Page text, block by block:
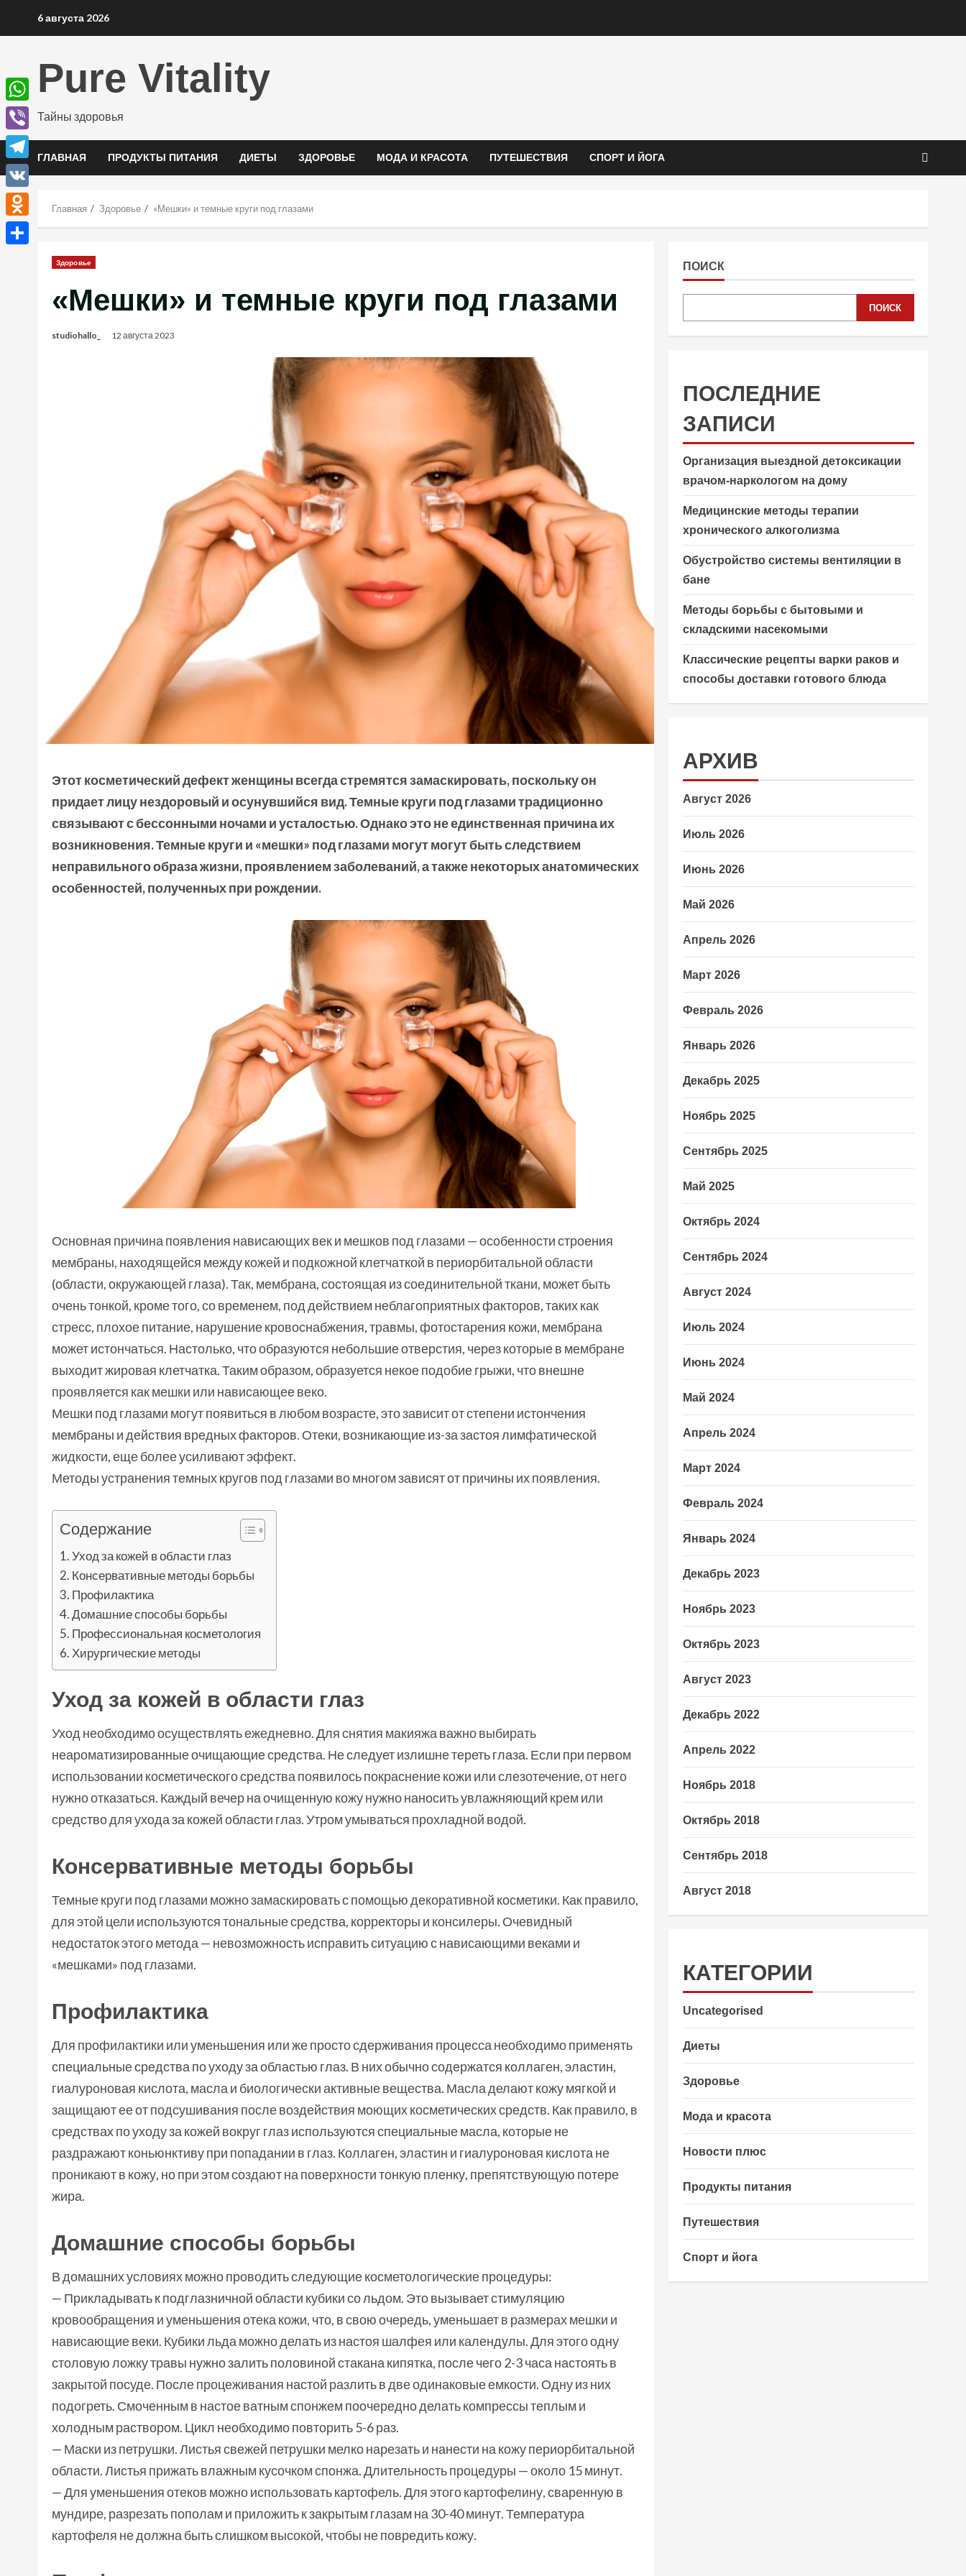
6 августа 2026
Pure Vitality
Тайны здоровья
ГЛАВНАЯ ПРОДУКТЫ ПИТАНИЯ ДИЕТЫ ЗДОРОВЬЕ МОДА И КРАСОТА ПУТЕШЕСТВИЯ СПОРТ И ЙОГА
Главная Здоровье «Мешки» и темные круги под глазами
Здоровье
«Мешки» и темные круги под глазами
studiohallo_ 12 августа 2023
Этот косметический дефект женщины всегда стремятся замаскировать, поскольку он
придает лицу нездоровый и осунувшийся вид.Темные круги под глазами традиционно
связывают с бессонными ночами и усталостью. Однако это не единственная причина их
возникновения. Темные круги и «мешки» под глазами могут могут быть следствием
неправильного образа жизни, проявлением заболеваний, а также некоторых анатомических
особенностей, полученных при рождении.
Основная причина появления нависающих век и мешков под глазами — особенности строения
мембраны, находящейся между кожей и подкожной клетчаткой в периорбитальной области
(области, окружающей глаза). Так, мембрана, состоящая из соединительной ткани, может быть
очень тонкой, кроме того, со временем, под действием неблагоприятных факторов, таких как
стресс, плохое питание, нарушение кровоснабжения, травмы, фотостарения кожи, мембрана
может истончаться. Настолько, что образуются небольшие отверстия, через которые в мембране
выходит жировая клетчатка. Таким образом, образуется некое подобие грыжи, что внешне
проявляется как мешки или нависающее веко.
Мешки под глазами могут появиться в любом возрасте, это зависит от степени истончения
мембраны и действия вредных факторов. Отеки, возникающие из-за застоя лимфатической
жидкости, еще более усиливают эффект.
Методы устранения темных кругов под глазами во многом зависят от причины их появления.
Содержание
Уход за кожей в области глаз
Консервативные методы борьбы
Профилактика
Домашние способы борьбы
Профессиональная косметология
Хирургические методы
Уход за кожей в области глаз
Уход необходимо осуществлять ежедневно. Для снятия макияжа важно выбирать
неароматизированные очищающие средства. Не следует излишне тереть глаза. Если при первом
использовании косметического средства появилось покраснение кожи или слезотечение, от него
нужно отказаться. Каждый вечер на очищенную кожу нужно наносить увлажняющий крем или
средство для ухода за кожей области глаз. Утром умываться прохладной водой.
Консервативные методы борьбы
Темные круги под глазами можно замаскировать с помощью декоративной косметики. Как правило,
для этой цели используются тональные средства, корректоры и консилеры. Очевидный
недостаток этого метода — невозможность исправить ситуацию с нависающими веками и
«мешками» под глазами.
Профилактика
Для профилактики или уменьшения или же просто сдерживания процесса необходимо применять
специальные средства по уходу за областью глаз. В них обычно содержатся коллаген, эластин,
гиалуроновая кислота, масла и биологически активные вещества. Масла делают кожу мягкой и
защищают ее от подсушивания после воздействия моющих косметических средств. Как правило, в
средствах по уходу за кожей вокруг глаз используются специальные масла, которые не
раздражают коньюнктиву при попадании в глаз. Коллаген, эластин и гиалуроновая кислота не
проникают в кожу, но при этом создают на поверхности тонкую пленку, препятствующую потере
жира.
Домашние способы борьбы
В домашних условиях можно проводить следующие косметологические процедуры:
— Прикладывать к подглазничной области кубики со льдом. Это вызывает стимуляцию
кровообращения и уменьшения отека кожи, что, в свою очередь, уменьшает в размерах мешки и
нависающие веки. Кубики льда можно делать из настоя шалфея или календулы. Для этого одну
столовую ложку травы нужно залить половиной стакана кипятка, после чего 2-3 часа настоять в
закрытой посуде. После процеживания настой разлить в две одинаковые емкости. Одну из них
подогреть. Смоченным в настое ватным спонжем поочередно делать компрессы теплым и
холодным раствором. Цикл необходимо повторить 5-6 раз.
— Маски из петрушки. Листья свежей петрушки мелко нарезать и нанести на кожу периорбитальной
области. Листья прижать влажным кусочком спонжа. Длительность процедуры — около 15 минут.
— Для уменьшения отеков можно использовать картофель. Для этого картофелину, сваренную в
мундире, разрезать пополам и приложить к закрытым глазам на 30-40 минут. Температура
картофеля не должна быть слишком высокой, чтобы не повредить кожу.
ПОИСК
ПОИСК
ПОСЛЕДНИЕ
ЗАПИСИ
Организация выездной детоксикации
врачом-наркологом на дому
Медицинские методы терапии
хронического алкоголизма
Обустройство системы вентиляции в
бане
Методы борьбы с бытовыми и
складскими насекомыми
Классические рецепты варки раков и
способы доставки готового блюда
АРХИВ
Август 2026
Июль 2026
Июнь 2026
Май 2026
Апрель 2026
Март 2026
Февраль 2026
Январь 2026
Декабрь 2025
Ноябрь 2025
Сентябрь 2025
Май 2025
Октябрь 2024
Сентябрь 2024
Август 2024
Июль 2024
Июнь 2024
Май 2024
Апрель 2024
Март 2024
Февраль 2024
Январь 2024
Декабрь 2023
Ноябрь 2023
Октябрь 2023
Август 2023
Декабрь 2022
Апрель 2022
Ноябрь 2018
Октябрь 2018
Сентябрь 2018
Август 2018
КАТЕГОРИИ
Uncategorised
Диеты
Здоровье
Мода и красота
Новости плюс
Продукты питания
Путешествия
Спорт и йога
WhatsApp
Viber
Telegram
VK
Odnoklassniki
Отправить